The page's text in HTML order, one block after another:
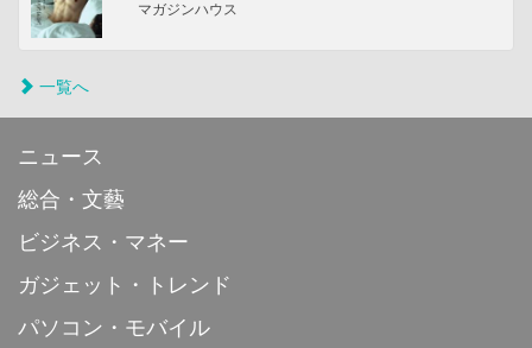
マガジンハウス
一覧へ
ニュース
総合・文藝
ビジネス・マネー
ガジェット・トレンド
パソコン・モバイル